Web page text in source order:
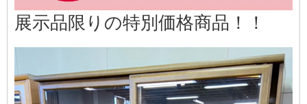
展示品限りの特別価格商品！！